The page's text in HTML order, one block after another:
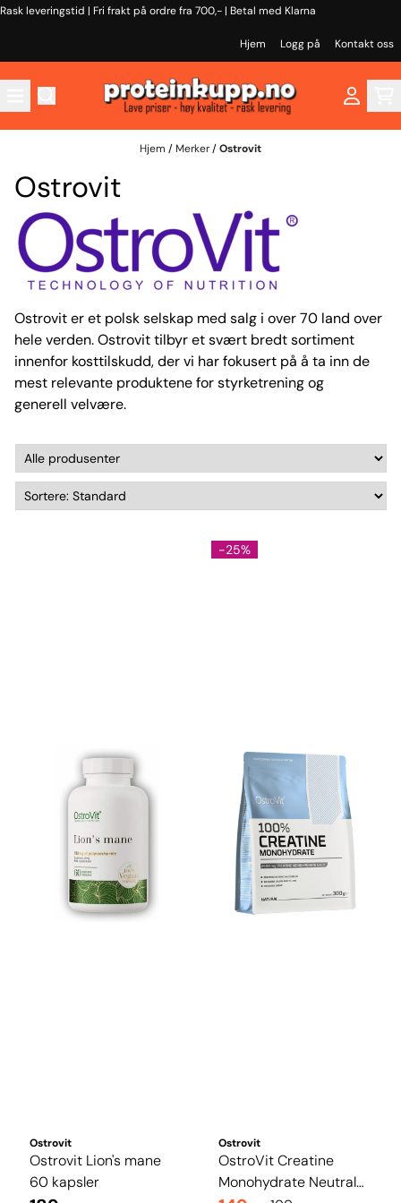
Hopp til innhold
Rask leveringstid | Fri frakt på ordre fra 700,- | Betal med Klarna
Hjem Logg på Kontakt oss
Hjem / Merker/Ostrovit
Ostrovit
Ostrovit er et polsk selskap med salg i over 70 land over
hele verden. Ostrovit tilbyr et svært bredt sortiment
innenfor kosttilskudd, der vi har fokusert på å ta inn de
mest relevante produktene for styrketrening og
generell velvære.
Ostrovit
Ostrovit Lion's mane
60 kapsler
-25%
Ostrovit
OstroVit Creatine
Monohydrate Neutral